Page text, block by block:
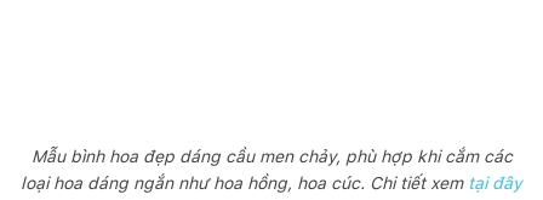
Mẫu bình hoa đẹp dáng cầu men chảy, phù hợp khi cắm các
loại hoa dáng ngắn như hoa hồng, hoa cúc. Chi tiết xem tại đây